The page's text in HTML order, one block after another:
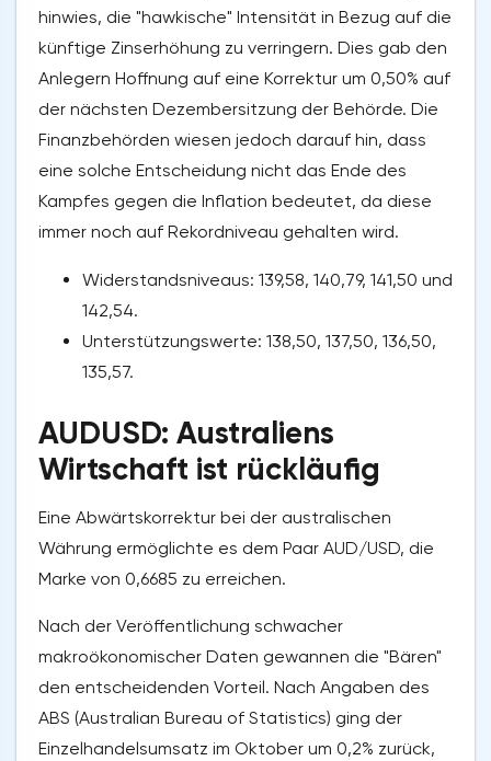
hinwies, die "hawkische" Intensität in Bezug auf die
künftige Zinserhöhung zu verringern. Dies gab den
Anlegern Hoffnung auf eine Korrektur um 0,50% auf
der nächsten Dezembersitzung der Behörde. Die
Finanzbehörden wiesen jedoch darauf hin, dass
eine solche Entscheidung nicht das Ende des
Kampfes gegen die Inflation bedeutet, da diese
immer noch auf Rekordniveau gehalten wird.
Widerstandsniveaus: 139,58, 140,79, 141,50 und
142,54.
Unterstützungswerte: 138,50, 137,50, 136,50,
135,57.
AUDUSD: Australiens
Wirtschaft ist rückläufig
Eine Abwärtskorrektur bei der australischen
Währung ermöglichte es dem Paar AUD/USD, die
Marke von 0,6685 zu erreichen.
Nach der Veröffentlichung schwacher
makroökonomischer Daten gewannen die "Bären"
den entscheidenden Vorteil. Nach Angaben des
ABS (Australian Bureau of Statistics) ging der
Einzelhandelsumsatz im Oktober um 0,2% zurück,